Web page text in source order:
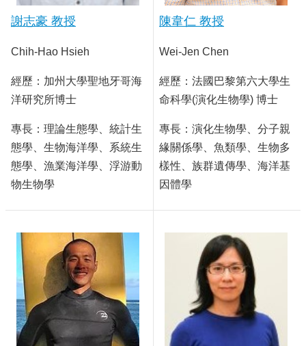
謝志豪 教授
Chih-Hao Hsieh
經歷：加州大學聖地牙哥海
洋研究所博士
專長：理論生態學、統計生
態學、生物海洋學、系統生
態學、漁業海洋學、浮游動
物生物學
陳韋仁 教授
Wei-Jen Chen
經歷：法國巴黎第六大學生
命科學(演化生物學) 博士
專長：演化生物學、分子親
緣關係學、魚類學、生物多
樣性、族群遺傳學、海洋基
因體學